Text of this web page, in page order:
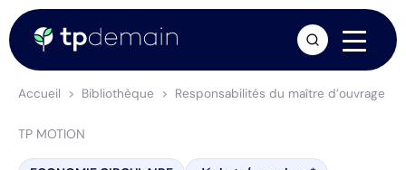
Accueil Bibliothèque Responsabilités du maître d’ouvrage
TP MOTION
arrow_forward